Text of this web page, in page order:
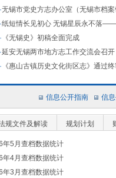
无锡市党史方志办公室（无锡市档案
·无锡市党史方志办公室（无锡市档
·纸短情长见初心 无锡星辰永不落
· 《无锡史》初稿全面完成
·延安无锡两市地方志工作交流会召开
· 《惠山古镇历史文化街区志》通过
信息公开指南 信
规文件及解读 规划计划
年5月查档数据统计
年4月查档数据统计
年3月查档数据统计